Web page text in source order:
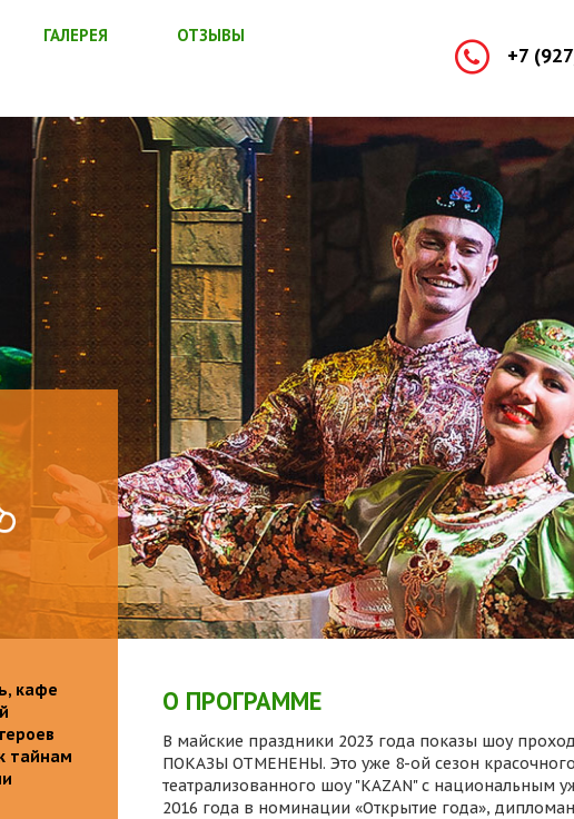
ГАЛЕРЕЯ ОТЗЫВЫ
+7
кафе
тайнам
О ПРОГРАММЕ
В майские праздники 2023 года показы шоу
ПОКАЗЫ ОТМЕНЕНЫ. Это уже 8-ой сезон
театрализованного шоу "KAZAN" с национальным
2016 года в номинации «Открытие года»,